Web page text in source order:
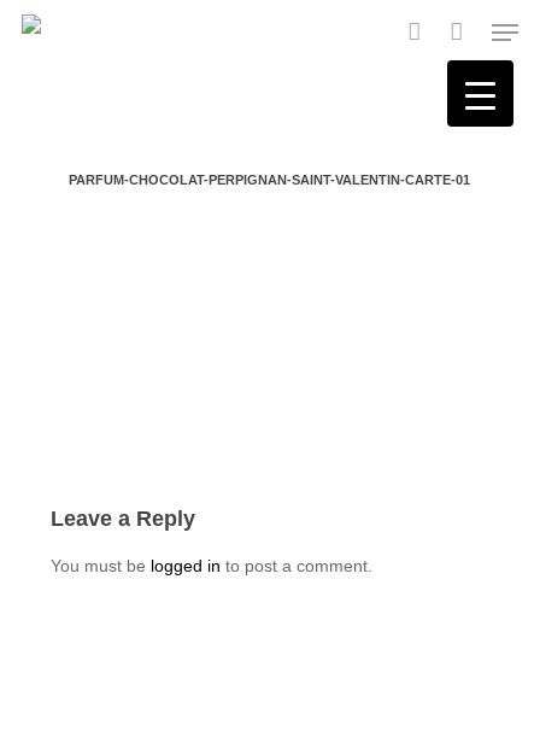
PARFUM-CHOCOLAT-PERPIGNAN-SAINT-VALENTIN-CARTE-01
Leave a Reply
You must be logged in to post a comment.